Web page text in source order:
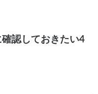
認しておきたい4